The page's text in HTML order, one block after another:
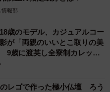
情報部
歳のモデル、カジュアルコー
が「両親のいいとこ取りの美
9歳に渡英し全寮制カレッジ
レゴで作った極小仏壇 ろう